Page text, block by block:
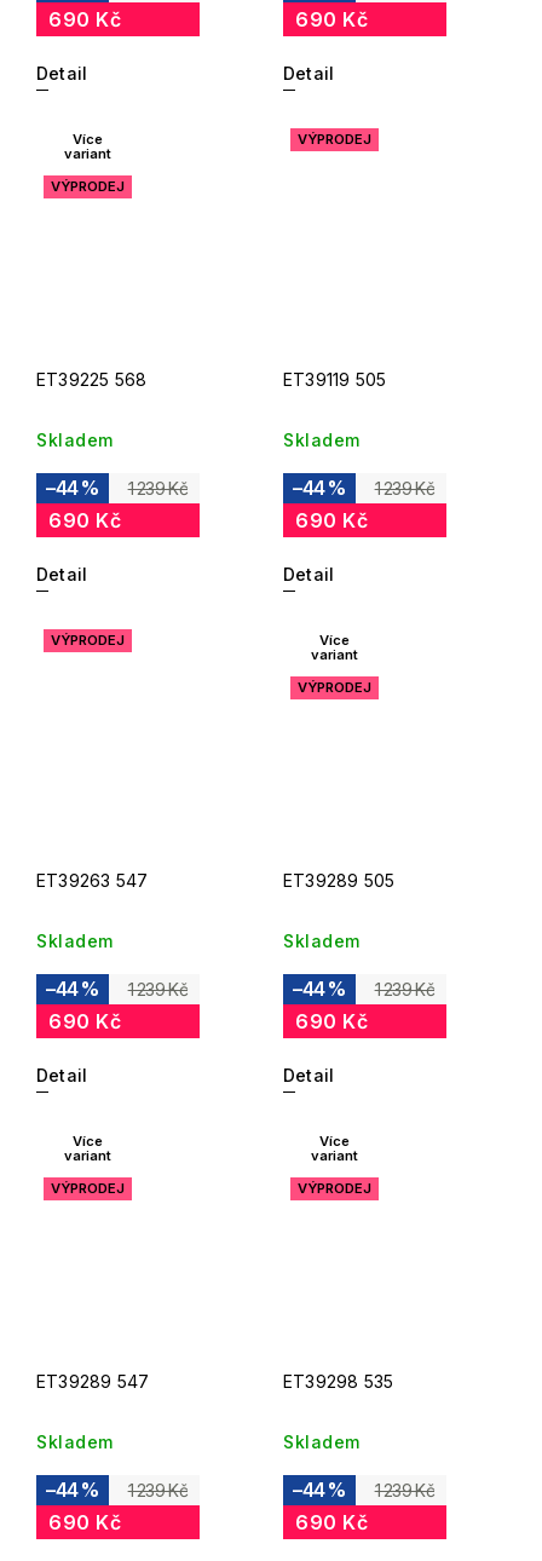
690 Kč
Detail
690 Kč
Detail
Více
variant
VÝPRODEJ
ET39225 568
Skladem
1 239 Kč
–44 %
690 Kč
Detail
VÝPRODEJ
ET39119 505
Skladem
1 239 Kč
–44 %
690 Kč
Detail
VÝPRODEJ
ET39263 547
Skladem
1 239 Kč
–44 %
690 Kč
Detail
Více
variant
VÝPRODEJ
ET39289 505
Skladem
1 239 Kč
–44 %
690 Kč
Detail
Více
variant
VÝPRODEJ
ET39289 547
Skladem
1 239 Kč
–44 %
690 Kč
Více
variant
VÝPRODEJ
ET39298 535
Skladem
1 239 Kč
–44 %
690 Kč